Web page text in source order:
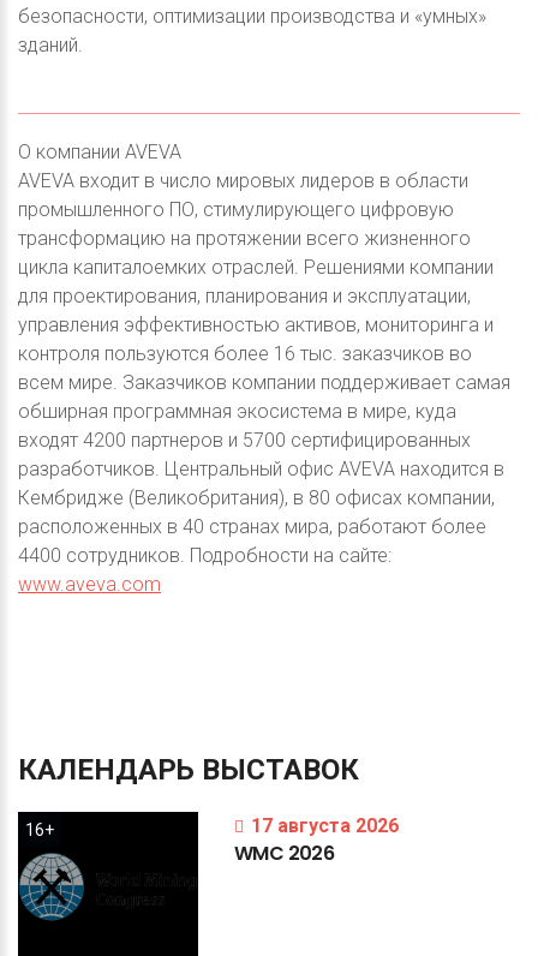
безопасности, оптимизации производства и «умных»
зданий.
О компании AVEVA
AVEVA входит в число мировых лидеров в области
промышленного ПО, стимулирующего цифровую
трансформацию на протяжении всего жизненного
цикла капиталоемких отраслей. Решениями компании
для проектирования, планирования и эксплуатации,
управления эффективностью активов, мониторинга и
контроля пользуются более 16 тыс. заказчиков во
всем мире. Заказчиков компании поддерживает самая
обширная программная экосистема в мире, куда
входят 4200 партнеров и 5700 сертифицированных
разработчиков. Центральный офис AVEVA находится в
Кембридже (Великобритания), в 80 офисах компании,
расположенных в 40 странах мира, работают более
4400 сотрудников. Подробности на сайте:
www.aveva.com
КАЛЕНДАРЬ ВЫСТАВОК
16+ 17 августа 2026
WMC 2026